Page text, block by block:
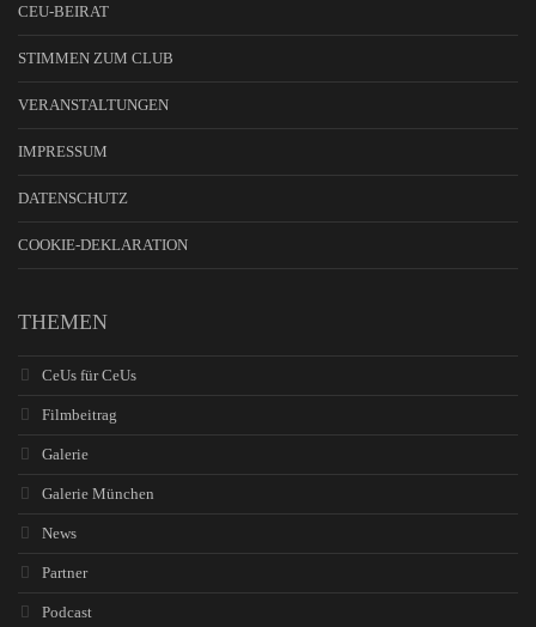
CEU-BEIRAT
STIMMEN ZUM CLUB
VERANSTALTUNGEN
IMPRESSUM
DATENSCHUTZ
COOKIE-DEKLARATION
THEMEN
CeUs für CeUs
Filmbeitrag
Galerie
Galerie München
News
Partner
Podcast